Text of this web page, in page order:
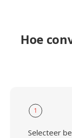
Hoe
1
Selecteer